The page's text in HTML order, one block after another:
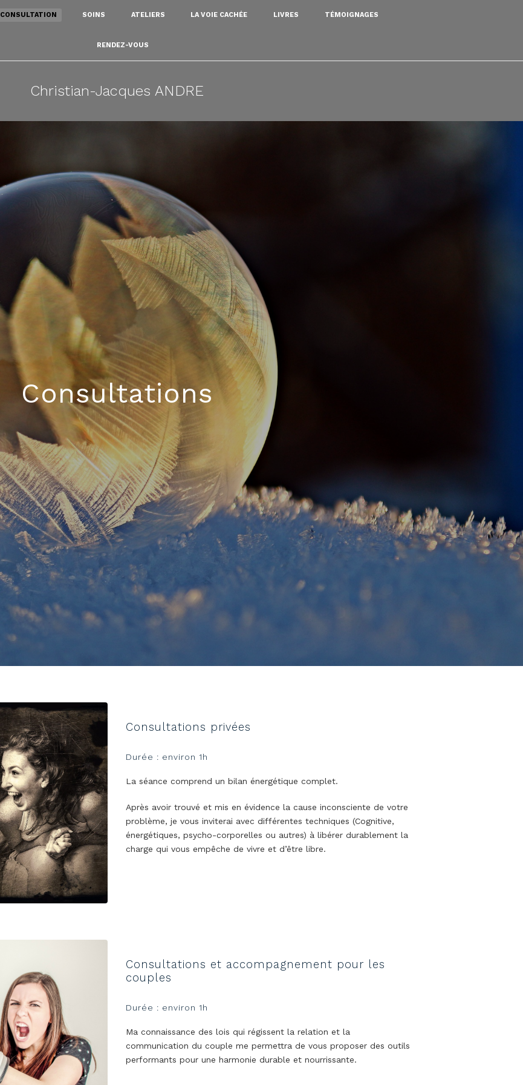
CONSULTATION SOINS ATELIERS LA VOIE CACHÉE LIVRES TÉMOIGNAGES
RENDEZ-VOUS
Christian-Jacques ANDRE
Consultations
Consultations privées
Durée : environ 1h
La séance comprend un bilan énergétique complet.
Après avoir trouvé et mis en évidence la cause inconsciente de votre
problème, je vous inviterai avec différentes techniques (Cognitive,
énergétiques, psycho-corporelles ou autres) à libérer durablement la
charge qui vous empêche de vivre et d’être libre.
Consultations et accompagnement pour les
couples
Durée : environ 1h
Ma connaissance des lois qui régissent la relation et la
communication du couple me permettra de vous proposer des outils
performants pour une harmonie durable et nourrissante.